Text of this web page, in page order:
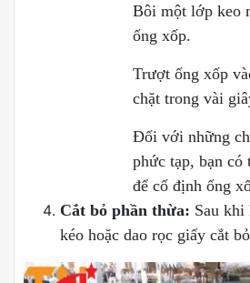
Bôi một lớp keo
ống xốp.
Trượt ống xốp
chặt trong vài
Đối với những
phức tạp, bạn có
để cố định ống
Cắt bỏ phần thừa: Sau khi
kéo hoặc dao rọc giấy cắt